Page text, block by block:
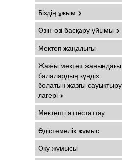
Біздің ұжым
Өзін-өзі басқару ұйымы
Мектеп жаңалығы
Жазғы мектеп жанындағы
балалардың күндіз
болатын жазғы сауықтыру
лагері
Мектепті аттестаттау
Әдістемелік жұмыс
Оқу жұмысы